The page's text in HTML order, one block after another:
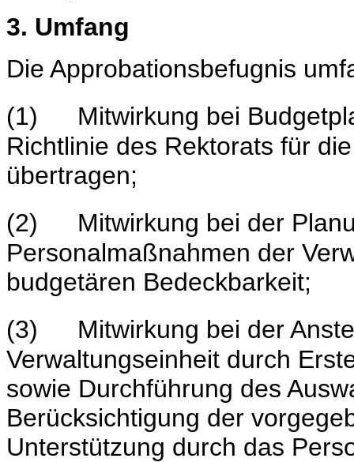
3. Umfang
Die Approbationsbefugnis
(1)
Mitwirkung bei
Richtlinie des Rektorats für
übertragen;
(2)
Mitwirkung bei der
Personalmaßnahmen der
budgetären Bedeckbarkeit;
(3)
Mitwirkung bei der
Verwaltungseinheit durch
sowie Durchführung des
Berücksichtigung der
Unterstützung durch das